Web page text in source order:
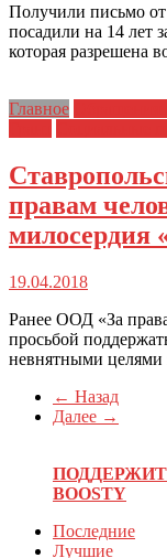
Получили письмо
посадили на 14 лет
которая разрешена
Главное
правам
милосердия
19.04.2018
Ранее ООД «За
просьбой
невнятными целями
← Назад
Далее →
BOOSTY
Последние
Лучшие